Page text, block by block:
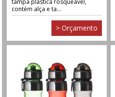
tampa plástica rosqueável,
contém alça e ta...
> Orçamento